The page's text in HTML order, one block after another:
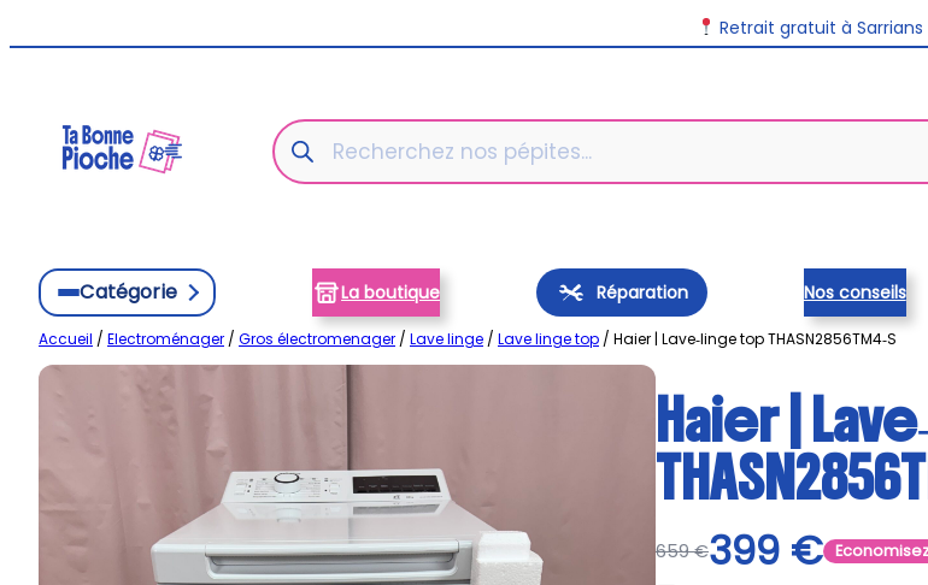
au
Retrait gratuit à Sarrians
Recherche
de
produits
Catégorie La boutique Réparation Nos conseils
Accueil / Electroménager / Gros électromenager / Lave linge / Lave linge top / Haier | Lave‑linge top THASN2856TM4‑S
Haier |
659€399 € Economisez